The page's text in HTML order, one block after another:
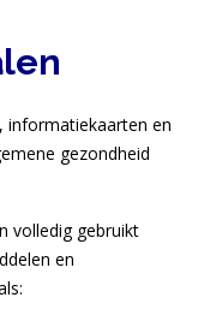
informatiekaarten en
gezondheid
volledig gebruikt
en